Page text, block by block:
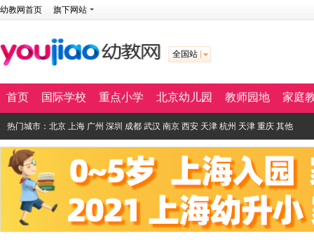
幼教网首页 旗下网站
全国站
首页 国际学校 重点小学 北京幼儿园 教师园地 家庭
热门城市： 北京 上海 广州 深圳 成都 武汉 南京 西安 天津 杭州 天津 重庆 其他